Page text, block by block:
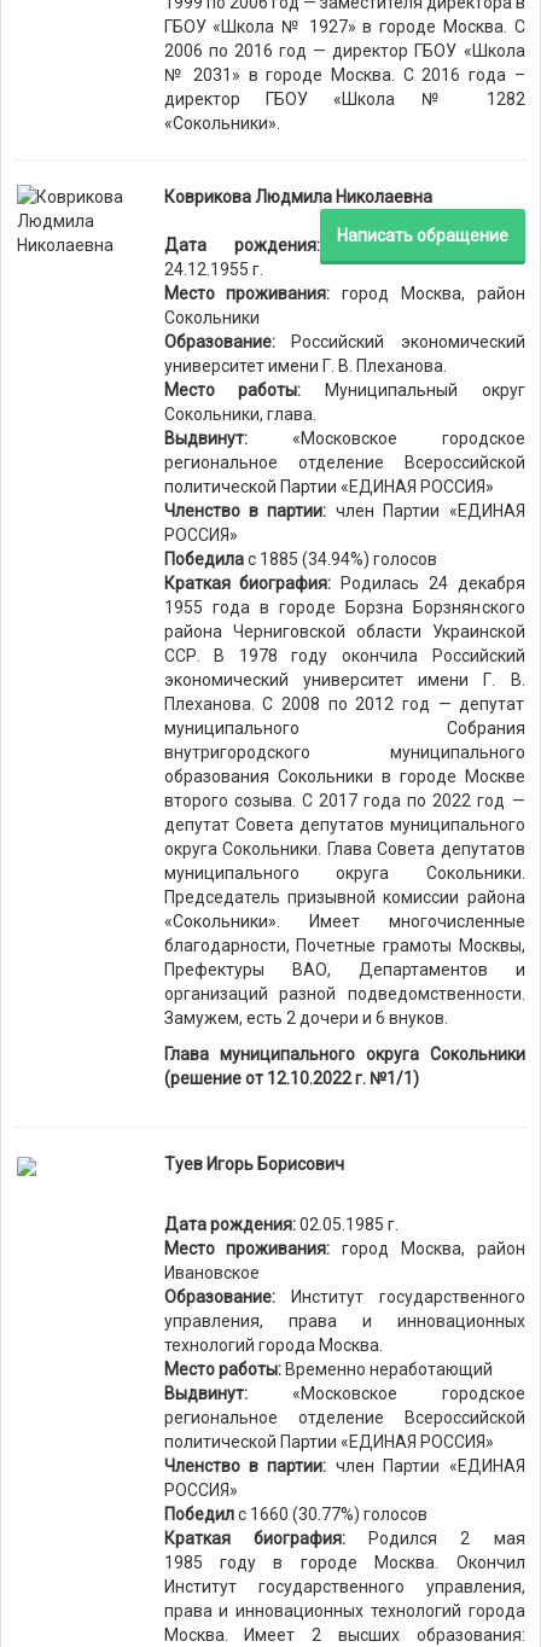
ГБОУ «Школа № 1927» в городе Москва. С
2006 по 2016 год — директор ГБОУ «Школа
№ 2031» в городе Москва. С 2016 года –
директор ГБОУ «Школа № 1282
«Сокольники».
Коврикова Людмила Николаевна
Написать обращение
Дата рождения:
24.12.1955 г.
Место проживания: город Москва, район
Сокольники
Образование:Российский экономический
университет имени Г. В. Плеханова.
Место работы: Муниципальный округ
Сокольники, глава.
Выдвинут:«Московское городское
региональное отделение Всероссийской
политической Партии «ЕДИНАЯ РОССИЯ»
Членство в партии: член Партии «ЕДИНАЯ
РОССИЯ»
Победилас 1885 (34.94%) голосов
Краткая биография: Родилась 24 декабря
1955 года в городе Борзна Борзнянского
района Черниговской области Украинской
ССР. В 1978 году окончила Российский
экономический университет имени Г. В.
Плеханова. С 2008 по 2012 год — депутат
муниципального Собрания
внутригородского муниципального
образования Сокольники в городе Москве
второго созыва. С 2017 года по 2022 год —
депутат Совета депутатов муниципального
округа Сокольники. Глава Совета депутатов
муниципального округа Сокольники.
Председатель призывной комиссии района
«Сокольники». Имеет многочисленные
благодарности, Почетные грамоты Москвы,
Префектуры ВАО, Департаментов и
организаций разной подведомственности.
Замужем, есть 2 дочери и 6 внуков.
Глава муниципального округа Сокольники
(решение от 12.10.2022 г. №1/1)
Туев Игорь Борисович
Дата рождения:02.05.1985 г.
Место проживания: город Москва, район
Ивановское
Образование:Институт государственного
управления, права и инновационных
технологий города Москва.
Место работы: Временно неработающий
Выдвинут:«Московское городское
региональное отделение Всероссийской
политической Партии «ЕДИНАЯ РОССИЯ»
Членство в партии: член Партии «ЕДИНАЯ
РОССИЯ»
Победилс 1660 (30.77%) голосов
Краткая биография:Родился 2 мая
1985 году в городе Москва. Окончил
Институт государственного управления,
права и инновационных технологий города
Москва. Имеет 2 высших образования: